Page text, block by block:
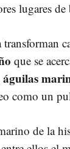
lugares
que se
águilas
como un
de la